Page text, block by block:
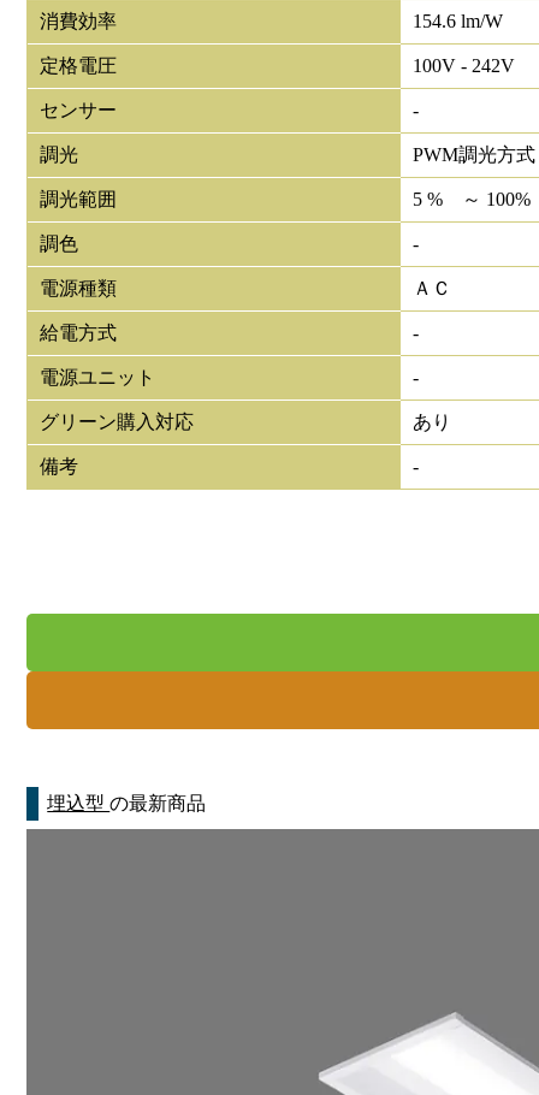
消費効率 154.6 lm/W
定格電圧 100V - 242V
センサー -
調光 PWM調光方式
調光範囲 5 % ～ 100%
調色 -
電源種類 ＡＣ
給電方式 -
電源ユニット -
グリーン購入対応 あり
備考 -
埋込型の最新商品